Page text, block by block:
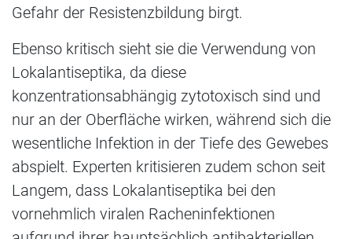
Gefahr der Resistenzbildung birgt.
Ebenso kritisch sieht sie die Verwendung von
Lokalantiseptika, da diese
konzentrationsabhängig zytotoxisch sind und
nur an der Oberfläche wirken, während sich die
wesentliche Infektion in der Tiefe des Gewebes
abspielt. Experten kritisieren zudem schon seit
Langem, dass Lokalantiseptika bei den
vornehmlich viralen Racheninfektionen